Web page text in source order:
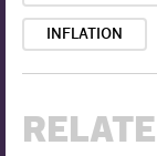
INFLATION